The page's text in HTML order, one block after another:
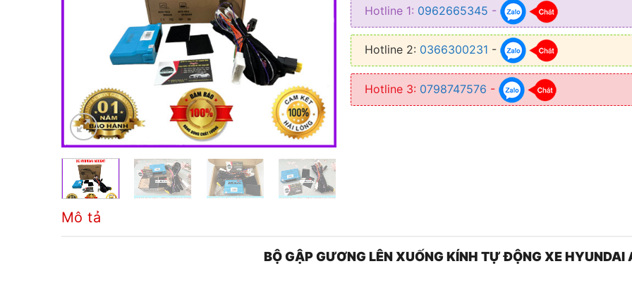
Hotline 1: 0962665345 -
Hotline 2: 0366300231 -
Hotline 3: 0798747576 -
Mô tả
BỘ GẬP GƯƠNG LÊN XUỐNG KÍNH TỰ ĐỘNG XE HYUNDAI